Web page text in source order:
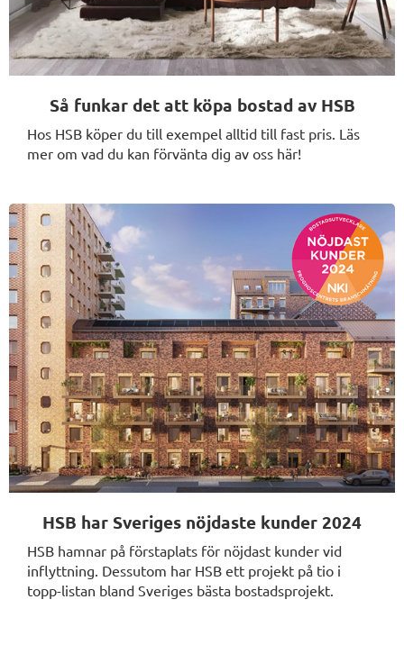
Så funkar det att köpa bostad av HSB
Hos HSB köper du till exempel alltid till fast pris. Läs
mer om vad du kan förvänta dig av oss här!
HSB har Sveriges nöjdaste kunder 2024
HSB hamnar på förstaplats för nöjdast kunder vid
inflyttning. Dessutom har HSB ett projekt på tio i
topp-listan bland Sveriges bästa bostadsprojekt.